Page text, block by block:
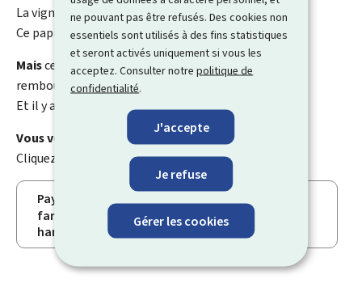
ne pouvant pas être refusés. Des cookies non
essentiels sont utilisés à des fins statistiques
et seront activés uniquement si vous les
acceptez. Consulter notrepolitique de
confidentialité.
J'accepte
Je refuse
Gérer les cookies
La vignette fiscale est un papier.
Ce papier prouve que vous avez payé la taxe.
Maiscertaines personnes peuvent avoir un
remboursement.
Et il y a des personnes quinepaientpas
Vous voulez lire tout le texte ?
Cliquez sur ce bouton :
Payer moins de taxe de voiture pour les grandes
familles et les personnes en situation de
handicap